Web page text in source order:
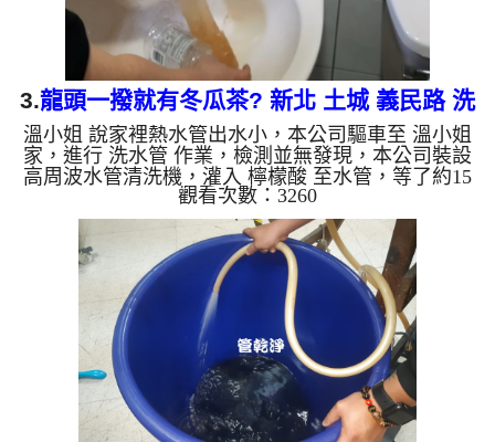
3.龍頭一撥就有冬瓜茶? 新北 土城 義民路 洗
水管
溫小姐 說家裡熱水管出水小，本公司驅車至 溫小姐
家，進行 洗水管 作業，檢測並無發現，本公司裝設
高周波水管清洗機，灌入 檸檬酸 至水管，等了約15
分，開啟 水管清洗機 ，啟動 螺旋波 模式，一開始洗
水管就洗出髒水，看起來跟冬瓜茶一樣，兩個多小時
後，出水變乾淨出水量也恢復了。 如是自來水，如
水管老化，會產生鐵鏽跟泥沙堆積，洗出來的水就會
是咖啡色，地下水含有氧化錳，管壁上會結成黑色管
垢，洗出來的水會跟石油一樣黑，有些洗出綠色的
水，是因為裡面有銅的物質，生鏽產生銅綠，如是藍
色的水，是因為水龍...
觀看次數：3260